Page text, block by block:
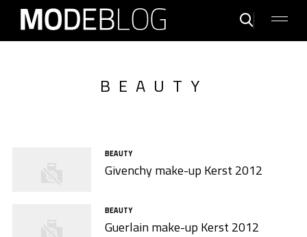
BEAUTY
BEAUTY
Givenchy make-up Kerst 2012
BEAUTY
Guerlain make-up Kerst 2012